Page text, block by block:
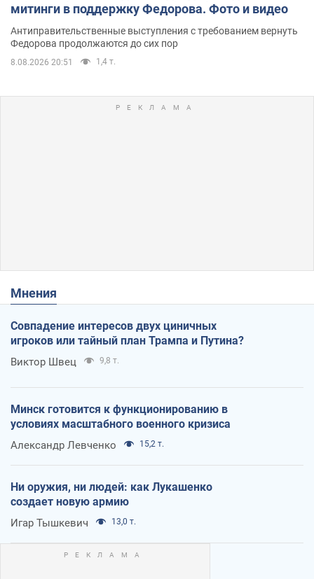
митинги в поддержку Федорова. Фото и видео
Антиправительственные выступления с требованием вернуть
Федорова продолжаются до сих пор
8.08.2026 20:51 1,4 т.
Мнения
Совпадение интересов двух циничных
игроков или тайный план Трампа и Путина?
Виктор Швец 9,8 т.
Минск готовится к функционированию в
условиях масштабного военного кризиса
Александр Левченко 15,2 т.
Ни оружия, ни людей: как Лукашенко
создает новую армию
Игар Тышкевич 13,0 т.